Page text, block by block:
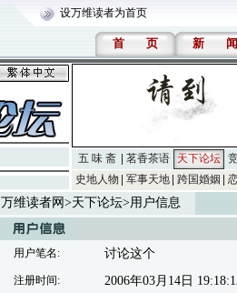
设万维读者为首页
首 页 新 闻
五 味 斋 茗香茶语 天下论坛
史地人物
军事天地 跨国婚姻
万维读者网 >天下论坛>用户信息
用户笔名: 讨论这个
注册时间: 2006年03月14日